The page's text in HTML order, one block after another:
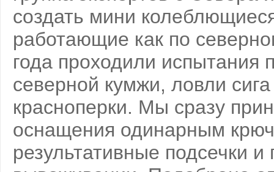
создать мини
работающие как по
года проходили
северной кумжи, ловли
красноперки. Мы сразу
оснащения одинарным
результативные подсечки